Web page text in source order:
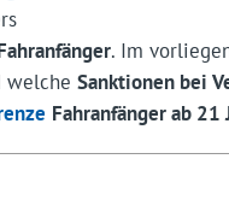
. Im
welche Sanktionen bei
Fahranfänger ab 21